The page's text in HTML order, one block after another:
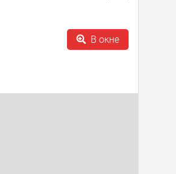
В окне